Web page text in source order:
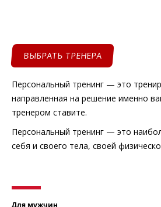
ВЫБРАТЬ ТРЕНЕРА
Персональный тренинг — это
направленная на решение именно
тренером ставите.
Персональный тренинг — это
себя и своего тела, своей
Для мужчин